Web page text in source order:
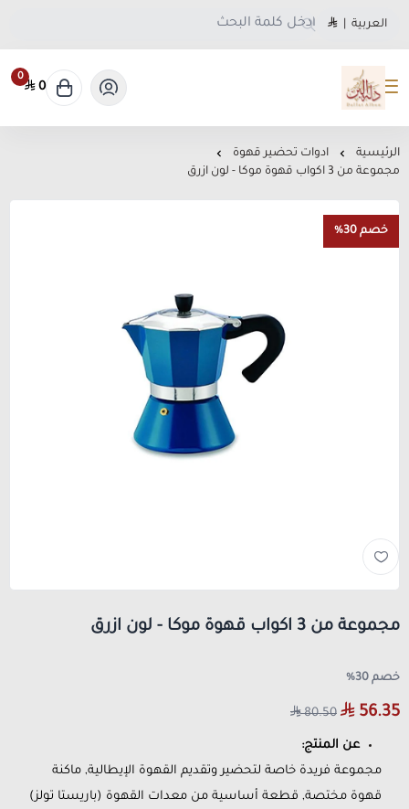
العربية
متجر دلة البن
0
0
الرئيسية
ادوات تحضير قهوة
مجموعة من 3 اكواب قهوة موكا - لون ازرق
خصم 30%
مجموعة من 3 اكواب قهوة موكا - لون ازرق
خصم 30%
56.35
80.50
عن المنتج:
مجموعة فريدة خاصة لتحضير وتقديم القهوة الإيطالية, ماكنة
قهوة مختصة, قطعة أساسية من معدات القهوة (باريستا تولز)